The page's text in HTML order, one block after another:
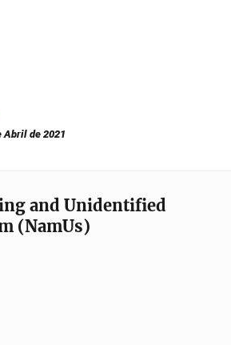
Abril de 2021
and Unidentified
(NamUs)